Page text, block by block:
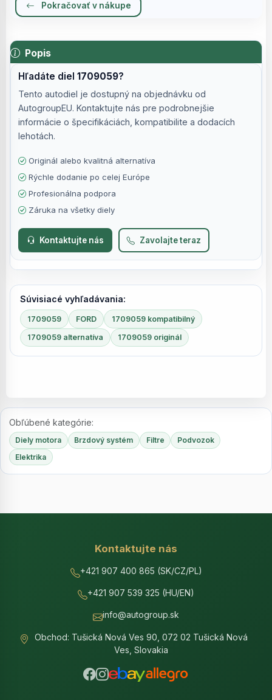
Pokračovať v nákupe
Popis
Hľadáte diel1709059?
Tento autodiel je dostupný na objednávku od
AutogroupEU. Kontaktujte nás pre podrobnejšie
informácie o špecifikáciách, kompatibilite a dodacích
lehotách.
Originál alebo kvalitná alternatíva
Rýchle dodanie po celej Európe
Profesionálna podpora
Záruka na všetky diely
Kontaktujte nás Zavolajte teraz
Súvisiacé vyhľadávania:
1709059 FORD 1709059 kompatibilný
1709059 alternatíva 1709059 originál
Obľúbené kategórie:
Diely motora Brzdový systém Filtre
Podvozok
Elektrika
Kontaktujte nás
+421 907 400 865 (SK/CZ/PL)
+421 907 539 325 (HU/EN)
info@autogroup.sk
Obchod: Tušická Nová Ves 90, 072 02 Tušická Nová
Ves, Slovakia